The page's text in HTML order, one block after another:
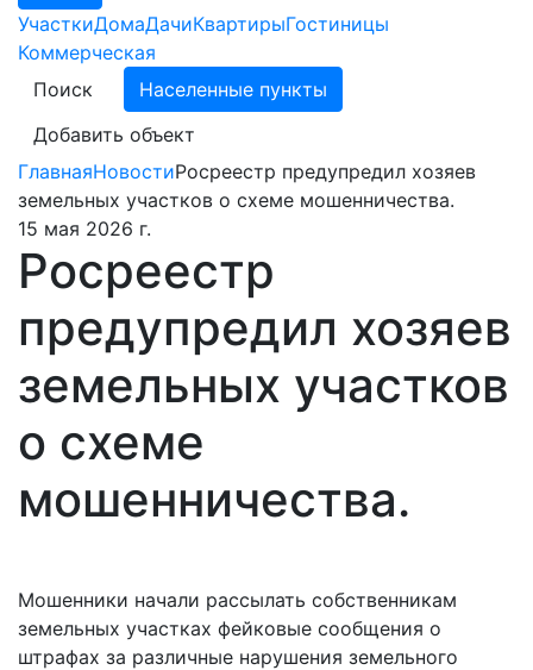
УчасткиДомаДачиКвартирыГостиницы
Коммерческая
Поиск
Населенные пункты
Добавить объект
ГлавнаяНовостиРосреестр предупредил хозяев
земельных участков о схеме мошенничества.
15 мая 2026 г.
Росреестр
предупредил хозяев
земельных участков
о схеме
мошенничества.
Мошенники начали рассылать собственникам
земельных участках фейковые сообщения о
штрафах за различные нарушения земельного